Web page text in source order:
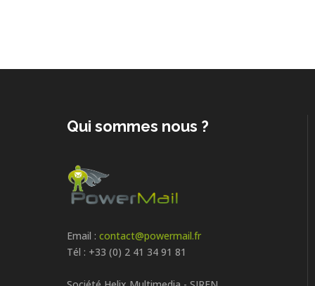
Qui sommes nous ?
Email : contact@powermail.fr
Tél : +33 (0) 2 41 34 91 81